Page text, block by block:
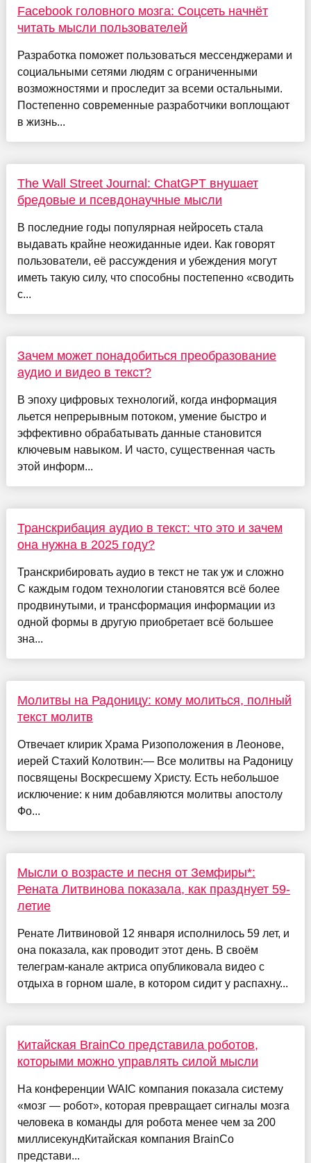
Facebook головного мозга: Соцсеть начнёт
читать мысли пользователей
Разработка поможет пользоваться мессенджерами и
социальными сетями людям с ограниченными
возможностями и проследит за всеми остальными.
Постепенно современные разработчики воплощают
в жизнь...
The Wall Street Journal: ChatGPT внушает
бредовые и псевдонаучные мысли
В последние годы популярная нейросеть стала
выдавать крайне неожиданные идеи. Как говорят
пользователи, её рассуждения и убеждения могут
иметь такую силу, что способны постепенно «сводить
с...
Зачем может понадобиться преобразование
аудио и видео в текст?
В эпоху цифровых технологий, когда информация
льется непрерывным потоком, умение быстро и
эффективно обрабатывать данные становится
ключевым навыком. И часто, существенная часть
этой информ...
Транскрибация аудио в текст: что это и зачем
она нужна в 2025 году?
Транскрибировать аудио в текст не так уж и сложно
С каждым годом технологии становятся всё более
продвинутыми, и трансформация информации из
одной формы в другую приобретает всё большее
зна...
Молитвы на Радоницу: кому молиться, полный
текст молитв
Отвечает клирик Храма Ризоположения в Леонове,
иерей Стахий Колотвин:— Все молитвы на Радоницу
посвящены Воскресшему Христу. Есть небольшое
исключение: к ним добавляются молитвы апостолу
Фо...
Мысли о возрасте и песня от Земфиры*:
Рената Литвинова показала, как празднует 59-
летие
Ренате Литвиновой 12 января исполнилось 59 лет, и
она показала, как проводит этот день. В своём
телеграм-канале актриса опубликовала видео с
отдыха в горном шале, в котором сидит у распахну...
Китайская BrainCo представила роботов,
которыми можно управлять силой мысли
На конференции WAIC компания показала систему
«мозг — робот», которая превращает сигналы мозга
человека в команды для робота менее чем за 200
миллисекундКитайская компания BrainCo
представи...